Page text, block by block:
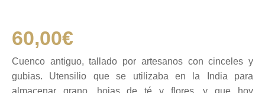
tallado
mano
60,00€
Cuenco antiguo, tallado por artesanos con cinceles y
gubias. Utensilio que se utilizaba en la India para
almacenar grano, hojas de té y flores, y que hoy